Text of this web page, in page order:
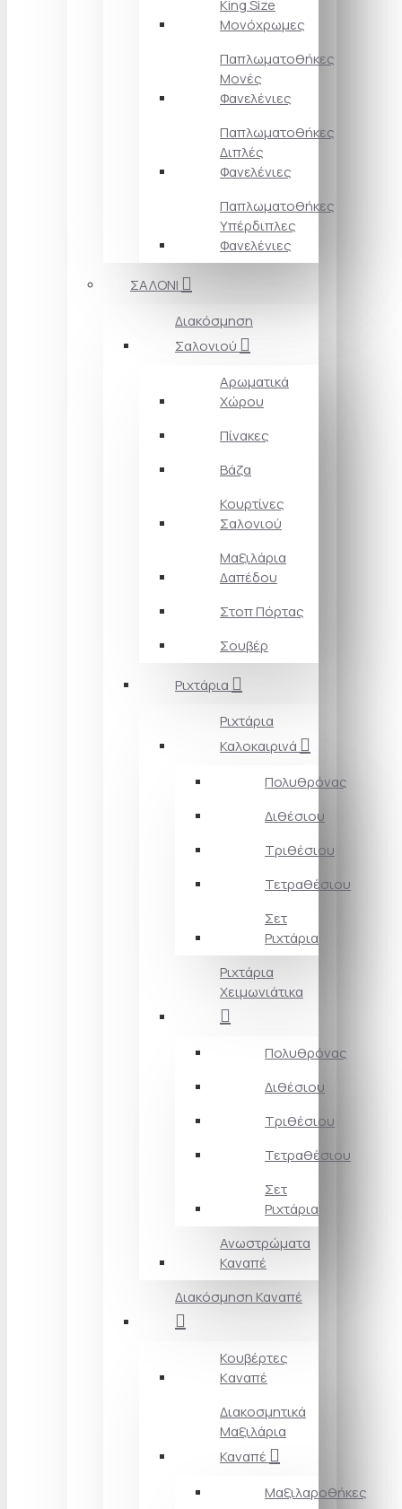
King Size
Μονόχρωμες
Παπλωματοθήκες
Μονές
Φανελένιες
Παπλωματοθήκες
Διπλές
Φανελένιες
Παπλωματοθήκες
Υπέρδιπλες
Φανελένιες
ΣΑΛΟΝΙ
Διακόσμηση
Σαλονιού
Αρωματικά
Χώρου
Πίνακες
Βάζα
Κουρτίνες
Σαλονιού
Μαξιλάρια
Δαπέδου
Στοπ Πόρτας
Σουβέρ
Ριχτάρια
Ριχτάρια
Καλοκαιρινά
Πολυθρόνας
Διθέσιου
Τριθέσιου
Τετραθέσιου
Σετ
Ριχτάρια
Ριχτάρια
Χειμωνιάτικα
Πολυθρόνας
Διθέσιου
Τριθέσιου
Τετραθέσιου
Σετ
Ριχτάρια
Ανωστρώματα
Καναπέ
Διακόσμηση Καναπέ
Κουβέρτες
Kαναπέ
Διακοσμητικά
Mαξιλάρια
Καναπέ
Μαξιλαροθήκες